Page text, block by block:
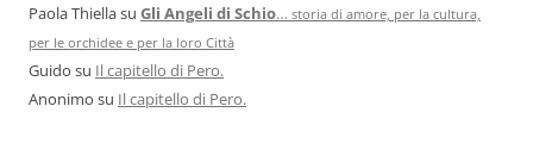
Paola Thiellasu Gli Angeli di Schio… storia di amore, per la cultura,
per le orchidee e per la loro Città
Guido su Il capitello di Pero.
Anonimo su Il capitello di Pero.